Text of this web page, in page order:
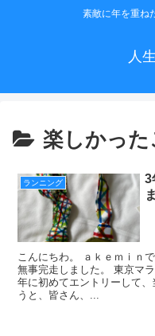
素敵に年を重ね
人
楽しかった
ランニング
3
こんにちわ。 ａｋｅｍｉｎ
無事完走しました。 東京マ
年に初めてエントリーして
うと、皆さん、...